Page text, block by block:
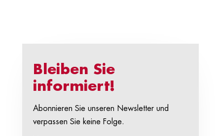
Bleiben Sie
informiert!
Abonnieren Sie unseren Newsletter und
verpassen Sie keine Folge.